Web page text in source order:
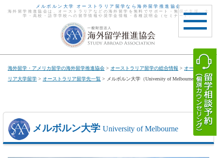
toggle
メルボルン大学 オーストラリア留学なら海外留学推進協会
海外留学推進協会は、オーストラリアなどの海外留学を無料でサポート・無償で支援。大
学・高校・語学学校への留学情報や奨学金情報・各種説明会（セミナー）。
海外留学・アメリカ留学の海外留学推進協会 > オーストラリア留学の総合情報 > オーストラ
リア大学留学 > オーストラリア留学先一覧 > メルボルン大学（University of Melbourne）
メルボルン大学 University of Melbourne